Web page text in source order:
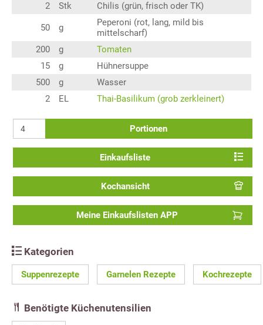
2
Stk Chilis (grün, frisch oder TK)
50 g
Peperoni (rot, lang, mild bis
mittelscharf)
200
g
Tomaten
15
g
Hühnersuppe
500
g
Wasser
2
EL Thai-Basilikum (grob zerkleinert)
Portionen
Einkaufsliste
Kochansicht
Meine Einkaufslisten APP
Kategorien
Suppenrezepte Garnelen Rezepte Kochrezepte
Benötigte Küchenutensilien